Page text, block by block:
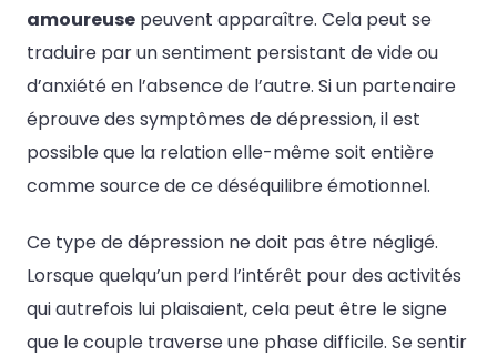
amoureuse peuvent apparaître. Cela peut se
traduire par un sentiment persistant de vide ou
d’anxiété en l’absence de l’autre. Si un partenaire
éprouve des symptômes de dépression, il est
possible que la relation elle-même soit entière
comme source de ce déséquilibre émotionnel.
Ce type de dépression ne doit pas être négligé.
Lorsque quelqu’un perd l’intérêt pour des activités
qui autrefois lui plaisaient, cela peut être le signe
que le couple traverse une phase difficile. Se sentir